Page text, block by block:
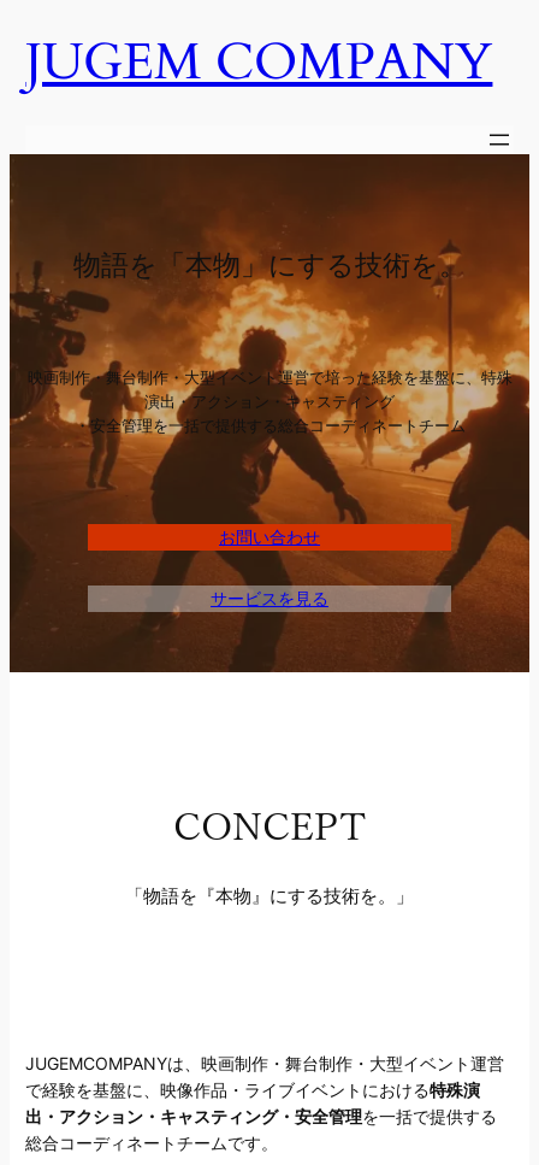
を
キ
プ
JUGEM COMPANY
物語を「本物」にする技術を。
映画制作・舞台制作・大型イベント運営で培った経験を基盤に、特殊
演出・アクション・キャスティング
・安全管理を一括で提供する総合コーディネートチーム
お問い合わせ
サービスを見る
CONCEPT
「物語を『本物』にする技術を。」
JUGEMCOMPANYは、映画制作・舞台制作・大型イベント運営
で経験を基盤に、映像作品・ライブイベントにおける特殊演
出・アクション・キャスティング・安全管理を一括で提供する
総合コーディネートチームです。